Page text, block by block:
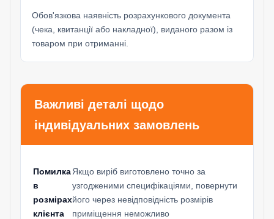
Обов'язкова наявність розрахункового документа
(чека, квитанції або накладної), виданого разом із
товаром при отриманні.
Важливі деталі щодо
індивідуальних замовлень
Помилка
в
розмірах
клієнта
Якщо виріб виготовлено точно за
узгодженими специфікаціями, повернути
його через невідповідність розмірів
приміщення неможливо